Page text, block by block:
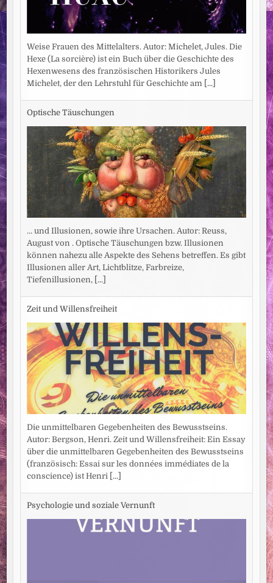
Weise Frauen des Mittelalters. Autor: Michelet, Jules. Die
Hexe (La sorcière) ist ein Buch über die Geschichte des
Hexenwesens des französischen Historikers Jules
Michelet, der den Lehrstuhl für Geschichte am [...]
Optische Täuschungen
... und Illusionen, sowie ihre Ursachen. Autor: Reuss,
August von . Optische Täuschungen bzw. Illusionen
können nahezu alle Aspekte des Sehens betreffen. Es gibt
Illusionen aller Art, Lichtblitze, Farbreize,
Tiefenillusionen, [...]
Zeit und Willensfreiheit
Die unmittelbaren Gegebenheiten des Bewusstseins.
Autor: Bergson, Henri. Zeit und Willensfreiheit: Ein Essay
über die unmittelbaren Gegebenheiten des Bewusstseins
(französisch: Essai sur les données immédiates de la
conscience) ist Henri [...]
Psychologie und soziale Vernunft